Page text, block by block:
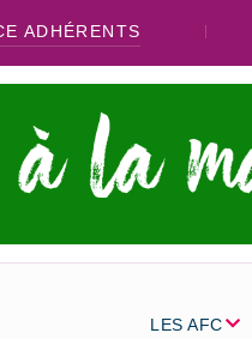
ADHÉRENTS
LES AFC